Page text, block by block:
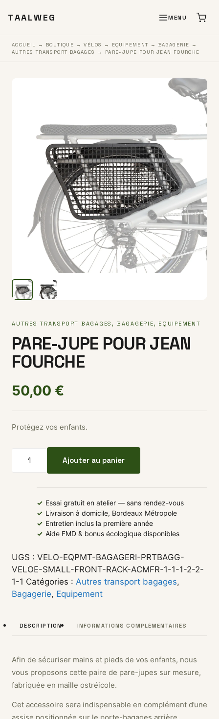
TAALWEG MENU
ACCUEIL →BOUTIQUE →VÉLOS → EQUIPEMENT → BAGAGERIE
→
AUTRES TRANSPORT BAGAGES
→ PARE-JUPE POUR JEAN FOURCHE
AUTRES TRANSPORT BAGAGES, BAGAGERIE, EQUIPEMENT
PARE-JUPE POUR JEAN
FOURCHE
50,00 €
Protégez vos enfants.
Ajouter au panier
✓ Essai gratuit en atelier — sans rendez-vous
✓ Livraison à domicile, Bordeaux Métropole
✓ Entretien inclus la première année
✓ Aide FMD & bonus écologique disponibles
UGS : VELO-EQPMT-BAGAGERI-PRTBAGG-
VELOE-SMALL-FRONT-RACK-ACMFR-1-1-1-2-2-
1-1 Catégories : Autres transport bagages,
Bagagerie, Equipement
DESCRIPTION INFORMATIONS COMPLÉMENTAIRES
Afin de sécuriser mains et pieds de vos enfants, nous
vous proposons cette paire de pare-jupes sur mesure,
fabriquée en maille ostréicole.
Cet accessoire sera indispensable en complément d’une
assise positionnée sur le porte-bagages arrière.